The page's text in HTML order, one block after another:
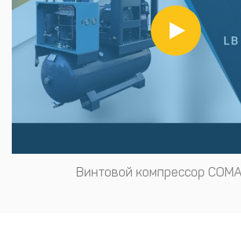
Винтовой компрессор